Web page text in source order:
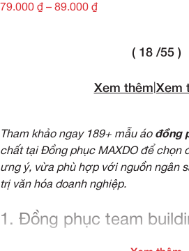
79.000 ₫ – 89.000 ₫
( 18 /55 )
Xem thêm Xem
Tham khảo ngay 189+ mẫu áo đồng
chất tại Đồng phục MAXDO để chọn
ưng ý, vừa phù hợp với nguồn ngân
trị văn hóa doanh nghiệp.
1. Đồng phục team